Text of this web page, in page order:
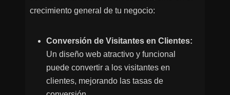
crecimiento general de tu negocio:
Conversión de Visitantes en Clientes:
Un diseño web atractivo y funcional
puede convertir a los visitantes en
clientes, mejorando las tasas de